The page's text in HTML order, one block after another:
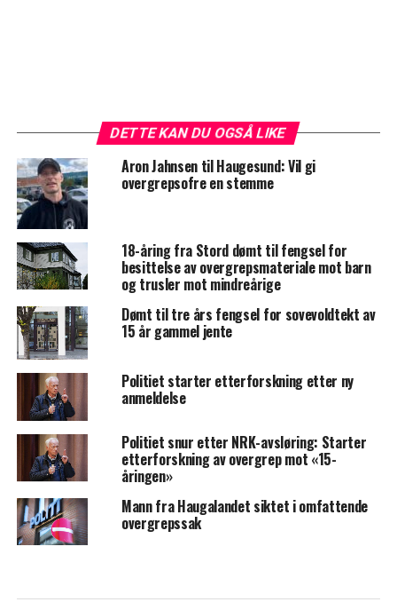
DETTE KAN DU OGSÅ LIKE
Aron Jahnsen til Haugesund: Vil gi
overgrepsofre en stemme
18-åring fra Stord dømt til fengsel for
besittelse av overgrepsmateriale mot barn
og trusler mot mindreårige
Dømt til tre års fengsel for sovevoldtekt av
15 år gammel jente
Politiet starter etterforskning etter ny
anmeldelse
Politiet snur etter NRK-avsløring: Starter
etterforskning av overgrep mot «15-
åringen»
Mann fra Haugalandet siktet i omfattende
overgrepssak